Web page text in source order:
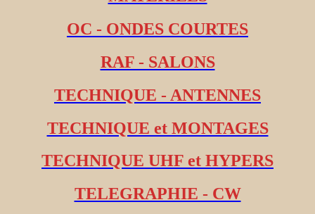
OC - ONDES COURTES
RAF - SALONS
TECHNIQUE - ANTENNES
TECHNIQUE et MONTAGES
TECHNIQUE UHF et HYPERS
TELEGRAPHIE - CW